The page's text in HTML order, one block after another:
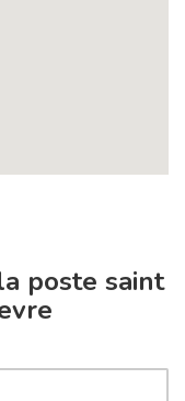
poste saint